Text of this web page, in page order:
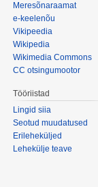
Meresõnaraamat
e-keelenõu
Vikipeedia
Wikipedia
Wikimedia Commons
CC otsingumootor
Tööriistad
Lingid siia
Seotud muudatused
Erileheküljed
Lehekülje teave